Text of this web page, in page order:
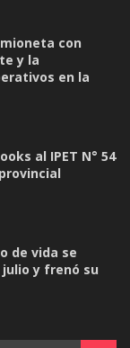
con
y la
en la
al IPET N° 54
de vida se
y frenó su